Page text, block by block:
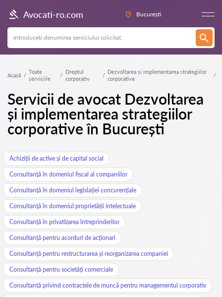
Avocati-ro.com București
Acasă
Toate
serviciile
Dreptul
corporativ
Dezvoltarea și implementarea strategiilor
corporative
Servicii de avocat Dezvoltarea
și implementarea strategiilor
corporative în București
Achiziții de active și de capital social
Consultanță în domeniul fiscal al companiilor
Consultanță în domeniul legislației concurențiale
Consultanță în domeniul proprietății intelectuale
Consultanță în privatizarea întreprinderilor
Consultanță pentru acorduri de acționari
Consultanță pentru restructurarea și reorganizarea companiei
Consultanță pentru societăți comerciale
Consultanță privind contractele de muncă pentru managementul corporativ